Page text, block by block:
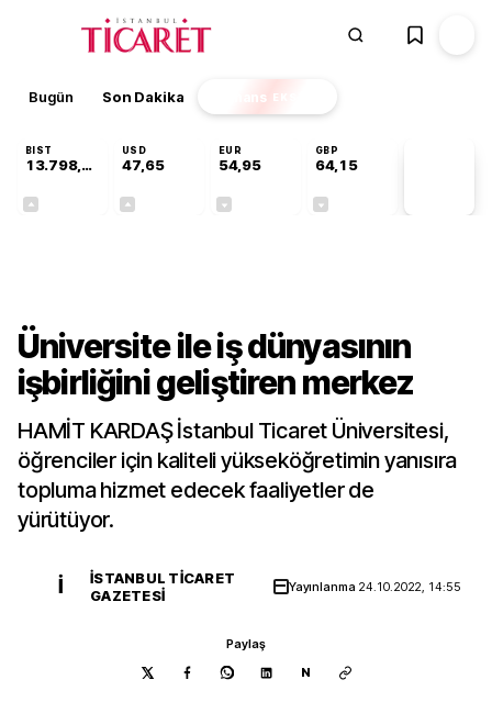
Bugün Son Dakika Finans EKSTRA
BIST
13.798,82
USD
47,65
EUR
54,95
GBP
64,15
Üniversite ile iş dünyasının
işbirliğini geliştiren merkez
HAMİT KARDAŞ İstanbul Ticaret Üniversitesi,
öğrenciler için kaliteli yükseköğretimin yanısıra
topluma hizmet edecek faaliyetler de
yürütüyor.
İ
İSTANBUL TICARET
GAZETESI
Yayınlanma 24.10.2022, 14:55
Paylaş
N